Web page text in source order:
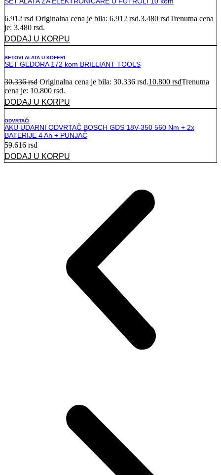
6.912rsd Originalna cena je bila: 6.912 rsd.3.480 rsdTrenutna cena
je: 3.480 rsd.
DODAJ U KORPU
SETOVI ALATA U KOFERI
SET GEDORA 172 kom BRILLIANT TOOLS
30.336rsd Originalna cena je bila: 30.336 rsd.10.800 rsdTrenutna
cena je: 10.800 rsd.
DODAJ U KORPU
ODVRTAČI
AKU UDARNI ODVRTAČ BOSCH GDS 18V-350 560 Nm + 2x
BATERIJE 4 Ah + PUNJAČ
59.616 rsd
DODAJ U KORPU